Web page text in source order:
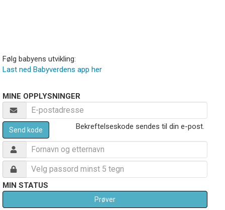
Følg babyens utvikling:
Last ned Babyverdens app her
MINE OPPLYSNINGER
Send kode Bekreftelseskode sendes til din e-post.
MIN STATUS
Prøver